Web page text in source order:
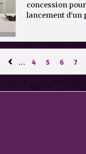
concession
lancement d’un
‹ … 4 5 6 7